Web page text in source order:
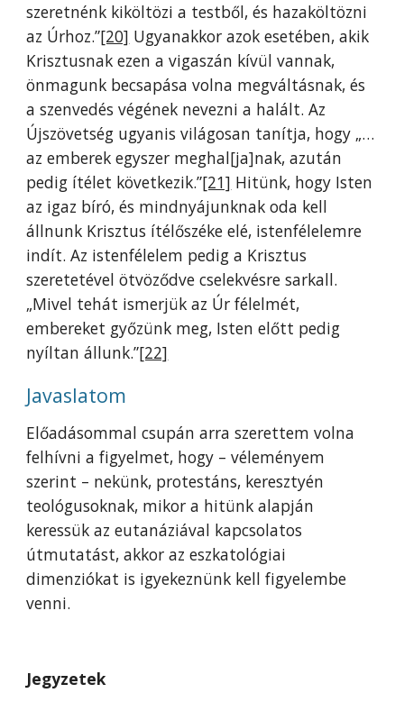
szeretnénk kiköltözi a testből, és hazaköltözni
az Úrhoz.”[20] Ugyanakkor azok esetében, akik
Krisztusnak ezen a vigaszán kívül vannak,
önmagunk becsapása volna megváltásnak, és
a szenvedés végének nevezni a halált. Az
Újszövetség ugyanis világosan tanítja, hogy „…
az emberek egyszer meghal[ja]nak, azután
pedig ítélet következik.”[21] Hitünk, hogy Isten
az igaz bíró, és mindnyájunknak oda kell
állnunk Krisztus ítélőszéke elé, istenfélelemre
indít. Az istenfélelem pedig a Krisztus
szeretetével ötvöződve cselekvésre sarkall.
„Mivel tehát ismerjük az Úr félelmét,
embereket győzünk meg, Isten előtt pedig
nyíltan állunk.”[22]
Javaslatom
Előadásommal csupán arra szerettem volna
felhívni a figyelmet, hogy – véleményem
szerint – nekünk, protestáns, keresztyén
teológusoknak, mikor a hitünk alapján
keressük az eutanáziával kapcsolatos
útmutatást, akkor az eszkatológiai
dimenziókat is igyekeznünk kell figyelembe
venni.
Jegyzetek